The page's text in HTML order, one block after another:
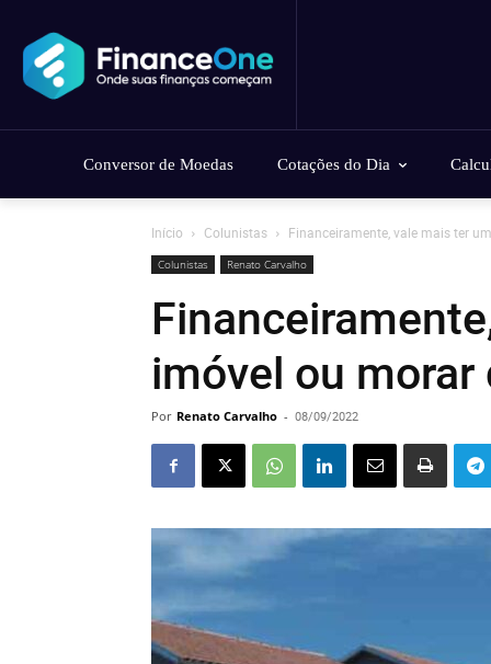
Conversor de Moedas Cotações do Dia
Início Colunistas Financeiramente, vale mais ter
Colunistas Renato Carvalho
imóvel ou morar
Por Renato Carvalho - 08/09/2022